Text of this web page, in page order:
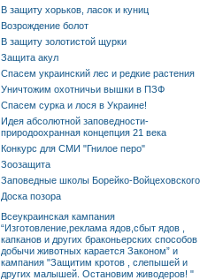
В защиту хорьков, ласок и куниц
Возрождение болот
В защиту золотистой щурки
Защита акул
Спасем украинский лес и редкие растения
Уничтожим охотничьи вышки в ПЗФ
Спасем сурка и лося в Украине!
Идея абсолютной заповедности-
природоохранная концепция 21 века
Конкурс для СМИ "Гнилое перо"
Зоозащита
Заповедные школы Борейко-Войцеховского
Доска позора
Всеукраинская кампания
“Изготовление,реклама ядов,сбыт ядов ,
капканов и других браконьерских способов
добычи животных карается Законом” и
кампания "Защитим кротов , слепышей и
других малышей. Остановим живодеров! "